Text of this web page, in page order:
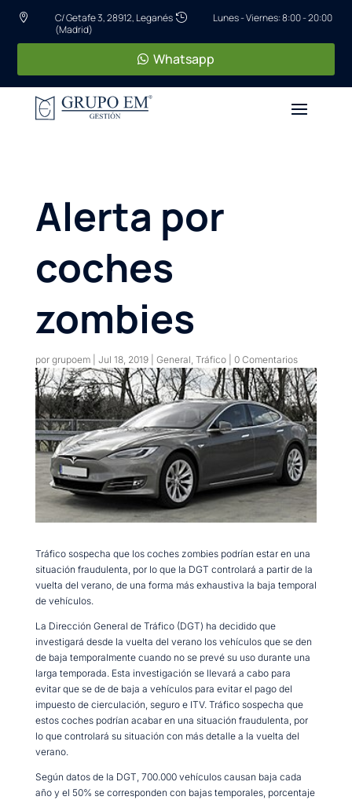

C/ Getafe 3, 28912, Leganés
(Madrid)
 Lunes - Viernes: 8:00 - 20:00
Whatsapp
Alerta por
coches
zombies
por grupoem| Jul 18, 2019| General Tráfico| 0 Comentarios
Tráfico sospecha que los coches zombies podrían estar en una
situación fraudulenta, por lo que la DGT controlará a partir de la
vuelta del verano, de una forma más exhaustiva la baja temporal
de vehículos.
La Dirección General de Tráfico (DGT) ha decidido que
investigará desde la vuelta del verano los vehículos que se den
de baja temporalmente cuando no se prevé su uso durante una
larga temporada. Esta investigación se llevará a cabo para
evitar que se de de baja a vehículos para evitar el pago del
impuesto de cierculación, seguro e ITV. Tráfico sospecha que
estos coches podrían acabar en una situación fraudulenta, por
lo que controlará su situación con más detalle a la vuelta del
verano.
Según datos de la DGT, 700.000 vehículos causan baja cada
año y el 50% se corresponden con bajas temporales, porcentaje